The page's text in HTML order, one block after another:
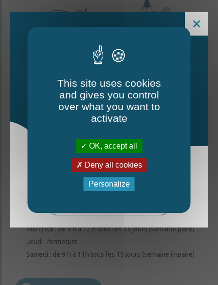
CONTACTEZ-NOUS
6 rue de la Harderie, 49220 Thorigné d’Anjou
Lundi, mardi, vendredi : de 9 h à 12 h
Mercredi : de 9 h à 12 h tous les 15 jours (semaine paire)
Jeudi : fermeture
Samedi : de 9 h à 11h tous les 15 jours (semaine impaire)
Le Mag - édition estivale
La nouvelle édition du Mag est arrivée!
This site uses cookies
and gives you control
over what you want to
activate
OK, accept all
Deny all cookies
Personalize